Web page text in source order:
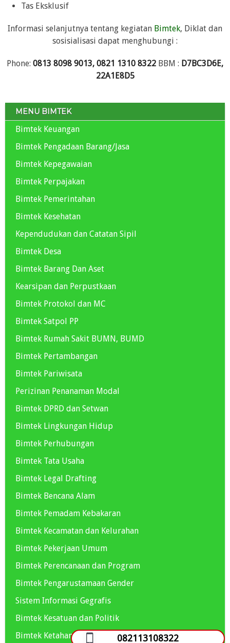
Tas Eksklusif
Informasi selanjutnya tentang kegiatan Bimtek, Diklat dan
sosisialisasi dapat menghubungi :
Phone: 0813 8098 9013, 0821 1310 8322 BBM : D7BC3D6E,
22A1E8D5
MENU BIMTEK
Bimtek Keuangan
Bimtek Pengadaan Barang/Jasa
Bimtek Kepegawaian
Bimtek Perpajakan
Bimtek Pemerintahan
Bimtek Kesehatan
Kependudukan dan Catatan Sipil
Bimtek Desa
Bimtek Barang Dan Aset
Kearsipan dan Perpustkaan
Bimtek Protokol dan MC
Bimtek Satpol PP
Bimtek Rumah Sakit BUMN, BUMD
Bimtek Pertambangan
Bimtek Pariwisata
Perizinan Penanaman Modal
Bimtek DPRD dan Setwan
Bimtek Lingkungan Hidup
Bimtek Perhubungan
Bimtek Tata Usaha
Bimtek Legal Drafting
Bimtek Bencana Alam
Bimtek Pemadam Kebakaran
Bimtek Kecamatan dan Kelurahan
Bimtek Pekerjaan Umum
Bimtek Perencanaan dan Program
Bimtek Pengarustamaan Gender
Sistem Informasi Gegrafis
Bimtek Kesatuan dan Politik
Bimtek Ketahanan Pangan
082113108322